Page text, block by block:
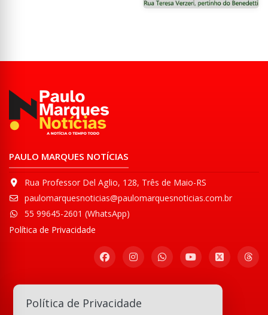
PAULO MARQUES NOTÍCIAS
Rua Professor Del Aglio, 128, Três de Maio-RS
paulomarquesnoticias@paulomarquesnoticias.com.br
55 99645-2601 (WhatsApp)
Política de Privacidade
Comunidade WhatsApp
Política de Privacidade